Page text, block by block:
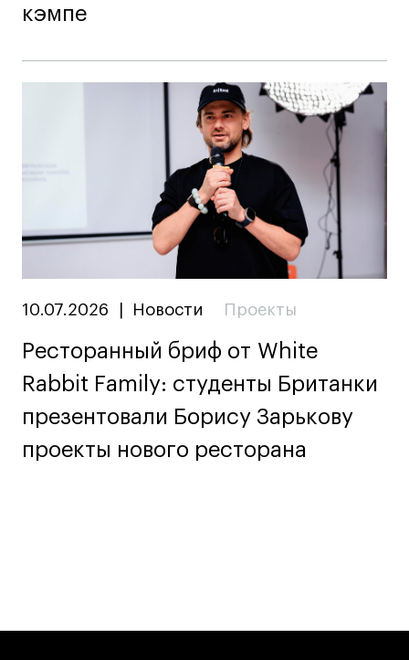
События
События
Истории успеха
Истории успеха
Universal University
Universal University
EN
EN
Политика конфиденциальности
Публичная оферта
Условия возврата
Кредит на образование с господдержкой
кэмпе
10.07.2026 Новости Проекты
Ресторанный бриф от White
Rabbit Family: студенты Британки
презентовали Борису Зарькову
проекты нового ресторана